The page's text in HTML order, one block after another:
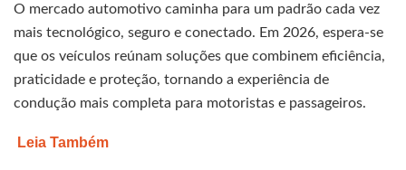
O mercado automotivo caminha para um padrão cada vez
mais tecnológico, seguro e conectado. Em 2026, espera-se
que os veículos reúnam soluções que combinem eficiência,
praticidade e proteção, tornando a experiência de
condução mais completa para motoristas e passageiros.
Leia Também